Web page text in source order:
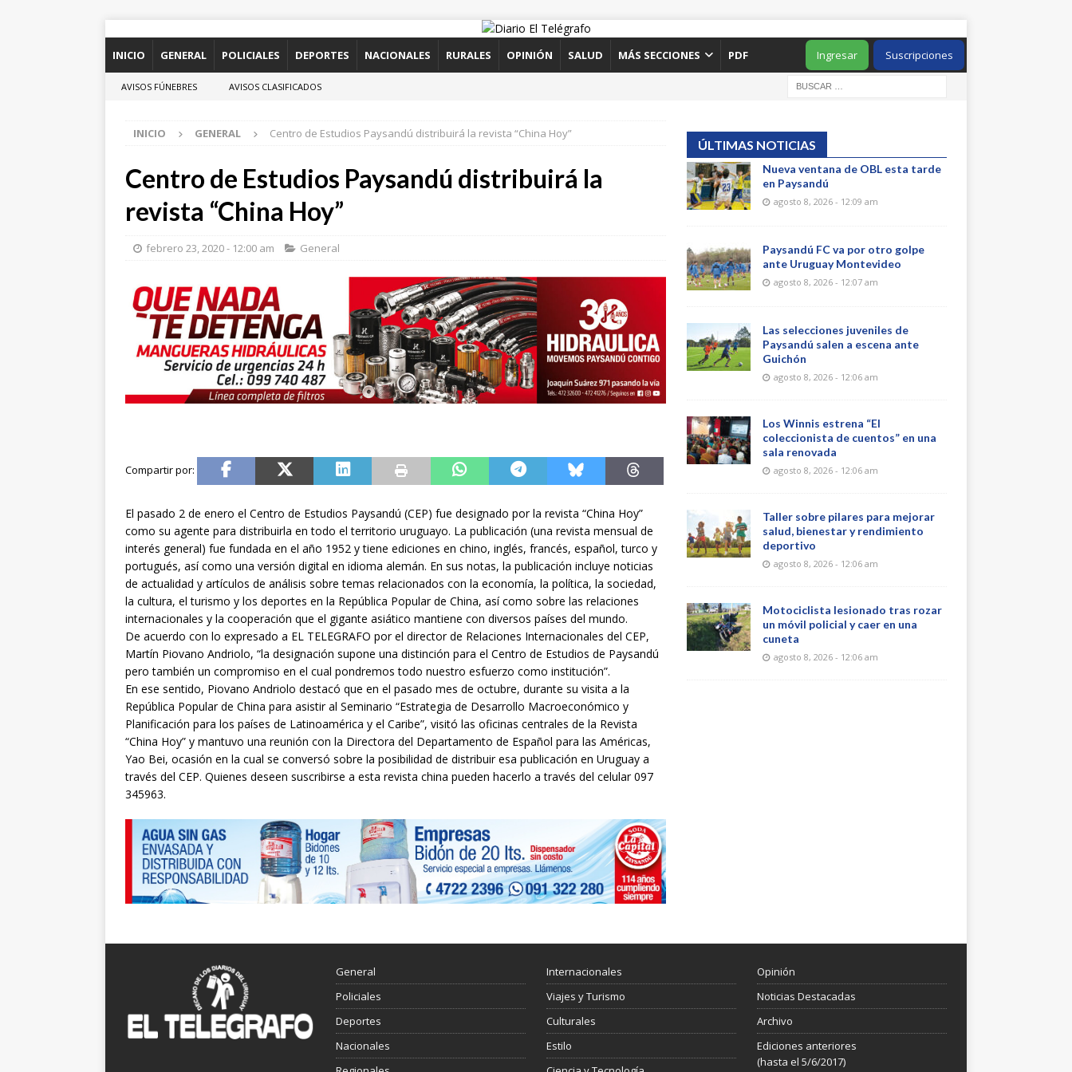
INICIO GENERAL POLICIALES DEPORTES NACIONALES RURALES OPINIÓN SALUD MÁS SECCIONES PDF Suscripciones
Ingresar
AVISOS FÚNEBRES AVISOS CLASIFICADOS
INICIO GENERAL Centro de Estudios Paysandú distribuirá la revista “China Hoy”
Centro de Estudios Paysandú distribuirá la
revista “China Hoy”
febrero 23, 2020 - 12:00 am General
El pasado 2 de enero el Centro de Estudios Paysandú (CEP) fue designado por la revista “China Hoy”
como su agente para distribuirla en todo el territorio uruguayo. La publicación (una revista mensual de
interés general) fue fundada en el año 1952 y tiene ediciones en chino, inglés, francés, español, turco y
portugués, así como una versión digital en idioma alemán. En sus notas, la publicación incluye noticias
de actualidad y artículos de análisis sobre temas relacionados con la economía, la política, la sociedad,
la cultura, el turismo y los deportes en la República Popular de China, así como sobre las relaciones
internacionales y la cooperación que el gigante asiático mantiene con diversos países del mundo.
De acuerdo con lo expresado a EL TELEGRAFO por el director de Relaciones Internacionales del CEP,
Martín Piovano Andriolo, “la designación supone una distinción para el Centro de Estudios de Paysandú
pero también un compromiso en el cual pondremos todo nuestro esfuerzo como institución”.
En ese sentido, Piovano Andriolo destacó que en el pasado mes de octubre, durante su visita a la
República Popular de China para asistir al Seminario “Estrategia de Desarrollo Macroeconómico y
Planificación para los países de Latinoamérica y el Caribe”, visitó las oficinas centrales de la Revista
“China Hoy” y mantuvo una reunión con la Directora del Departamento de Español para las Américas,
Yao Bei, ocasión en la cual se conversó sobre la posibilidad de distribuir esa publicación en Uruguay a
través del CEP. Quienes deseen suscribirse a esta revista china pueden hacerlo a través del celular 097
345963.
ÚLTIMAS NOTICIAS
Nueva ventana de OBL esta tarde
en Paysandú
agosto 8, 2026 - 12:09 am
Paysandú FC va por otro golpe
ante Uruguay Montevideo
agosto 8, 2026 - 12:07 am
Las selecciones juveniles de
Paysandú salen a escena ante
Guichón
agosto 8, 2026 - 12:06 am
Los Winnis estrena “El
coleccionista de cuentos” en una
sala renovada
agosto 8, 2026 - 12:06 am
Taller sobre pilares para mejorar
salud, bienestar y rendimiento
deportivo
agosto 8, 2026 - 12:06 am
Motociclista lesionado tras rozar
un móvil policial y caer en una
cuneta
agosto 8, 2026 - 12:06 am
General
Policiales
Deportes
Nacionales
Internacionales
Viajes y Turismo
Culturales
Estilo
Opinión
Noticias Destacadas
Archivo
Ediciones anteriores
(hasta el 5/6/2017)